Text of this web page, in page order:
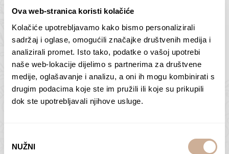
Ova web-stranica koristi kolačiće
Kolačiće upotrebljavamo kako bismo personalizirali
sadržaj i oglase, omogućili značajke društvenih medija i
analizirali promet. Isto tako, podatke o vašoj upotrebi
naše web-lokacije dijelimo s partnerima za društvene
medije, oglašavanje i analizu, a oni ih mogu kombinirati s
drugim podacima koje ste im pružili ili koje su prikupili
dok ste upotrebljavali njihove usluge.
pristanka
NUŽNI
Butan – ljudi 2
75,00€ – 138,00€Raspon
cijena:
od
75,00 €
138,00 €
ODABERI OPCIJE
Antarktika – krajolik
2
75,00€ – 138,00€Raspon
cijena:
od
ODABERI OPCIJE